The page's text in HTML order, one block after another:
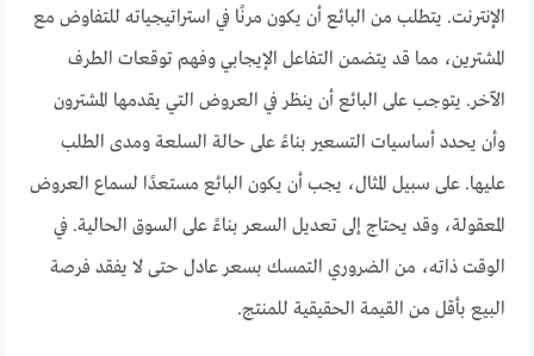
الإنترنت. يتطلب من البائع أن يكون مرنًا في استراتيجياته للتفاوض مع
المشترين، مما قد يتضمن التفاعل الإيجابي وفهم توقعات الطرف
الآخر. يتوجب على البائع أن ينظر في العروض التي يقدمها المشترون
وأن يحدد أساسيات التسعير بناءً على حالة السلعة ومدى الطلب
عليها. على سبيل المثال، يجب أن يكون البائع مستعدًا لسماع العروض
المعقولة، وقد يحتاج إلى تعديل السعر بناءً على السوق الحالية. في
الوقت ذاته، من الضروري التمسك بسعر عادل حتى لا يفقد فرصة
البيع بأقل من القيمة الحقيقية للمنتج.